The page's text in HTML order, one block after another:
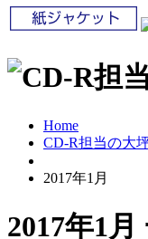
Home
CD-R担当の大
2017年1月
2017年1月